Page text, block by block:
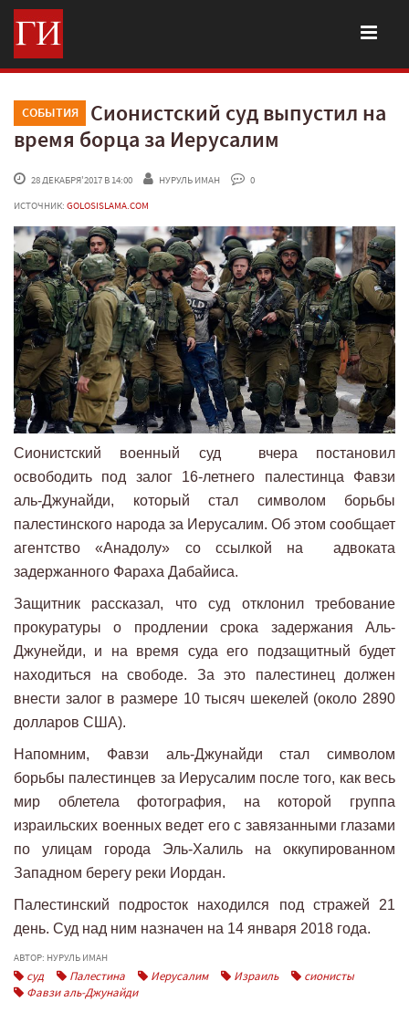
СОБЫТИЯ
Сионистский суд выпустил на
время борца за Иерусалим
28 ДЕКАБРЯ'2017 В 14:00 НУРУЛЬ ИМАН
0
ИСТОЧНИК: GOLOSISLAMA.COM
Сионистский военный суд вчера постановил
освободить под залог 16-летнего палестинца Фавзи
аль-Джунайди, который стал символом борьбы
палестинского народа за Иерусалим. Об этом сообщает
агентство «Анадолу» со ссылкой на адвоката
задержанного Фараха Дабайиса.
Защитник рассказал, что суд отклонил требование
прокуратуры о продлении срока задержания Аль-
Джунейди, и на время суда его подзащитный будет
находиться на свободе. За это палестинец должен
внести залог в размере 10 тысяч шекелей (около 2890
долларов США).
Напомним, Фавзи аль-Джунайди стал символом
борьбы палестинцев за Иерусалим после того, как весь
мир облетела фотография, на которой группа
израильских военных ведет его с завязанными глазами
по улицам города Эль-Халиль на оккупированном
Западном берегу реки Иордан.
Палестинский подросток находился под стражей 21
день. Суд над ним назначен на 14 января 2018 года.
АВТОР: НУРУЛЬ ИМАН
суд Палестина Иерусалим Израиль
сионисты
Фавзи аль-Джунайди